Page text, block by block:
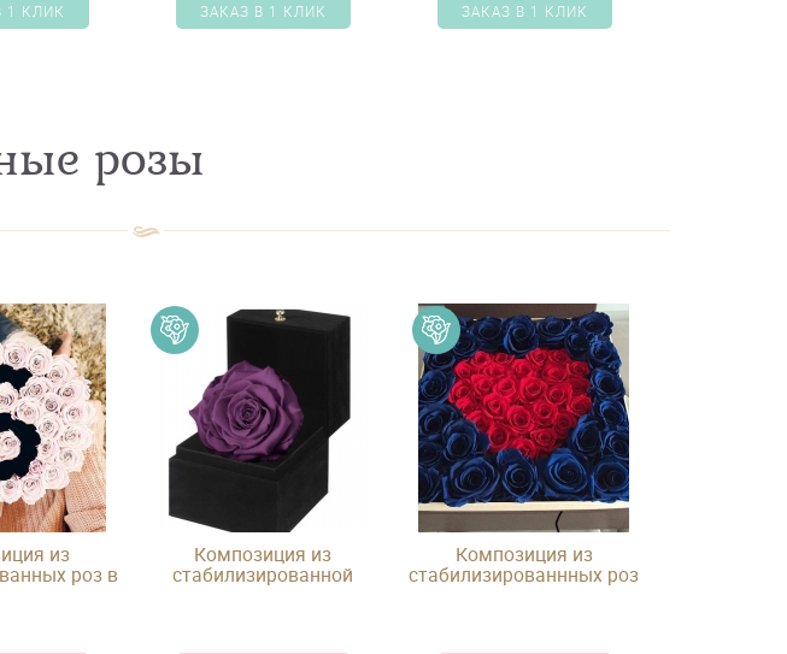
1 КЛИК ЗАКАЗ В 1 КЛИК ЗАКАЗ В 1 КЛИК
розы
из
роз в
Композиция из
стабилизированной
Композиция из
стабилизированнных роз